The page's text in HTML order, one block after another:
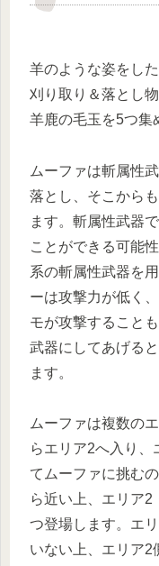
羊のような姿をし
刈り取り＆落とし
羊鹿の毛玉を5つ集
ムーファは斬属性
落とし、そこから
ます。斬属性武器
ことができる可能
系の斬属性武器を
ーは攻撃力が低く
モが攻撃すること
武器にしてあげる
ます。
ムーファは複数の
らエリア2へ入り、
てムーファに挑む
ら近い上、エリア
つ登場します。エ
いない上、エリア2